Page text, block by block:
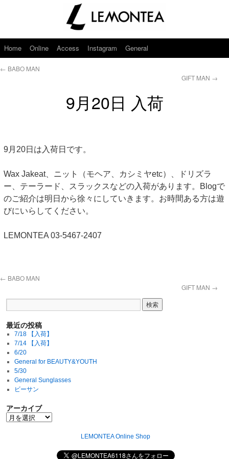
Home Online Access Instagram General
← BABO MAN
GIFT MAN →
9月20日 入荷
9月20日は入荷日です。
Wax Jakeat、ニット（モヘア、カシミヤetc）、ドリズラ
ー、テーラード、スラックスなどの入荷があります。Blogで
のご紹介は明日から徐々にしていきます。お時間ある方は遊
びにいらしてください。
LEMONTEA 03-5467-2407
← BABO MAN
GIFT MAN →
最近の投稿
7/18 【入荷】
7/14 【入荷】
6/20
General for BEAUTY&YOUTH
5/30
General Sunglasses
ビーサン
アーカイブ
LEMONTEA Online Shop